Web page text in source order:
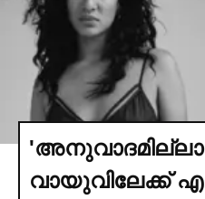
വായുവിലേക്ക്